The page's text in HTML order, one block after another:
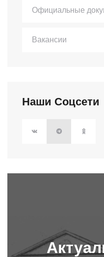
Официальные
Вакансии
Наши Соцсети